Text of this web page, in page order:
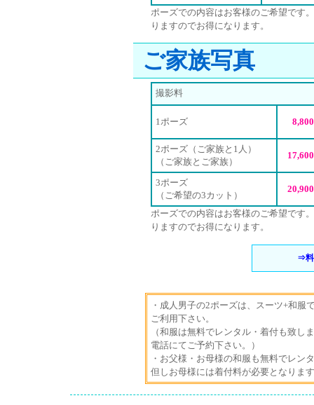
ポーズでの内容はお客様のご希望です
りますのでお得になります。
ご家族写真
撮影料
1ポーズ
2ポーズ（ご家族と1人）
（ご家族とご家族）
3ポーズ
（ご希望の3カット）
ポーズでの内容はお客様のご希望です
りますのでお得になります。
⇒料
・成人男子の2ポーズは、スーツ+和服
ご利用下さい。
（和服は無料でレンタル・着付も致し
電話にてご予約下さい。）
・お父様・お母様の和服も無料でレン
但しお母様には着付料が必要となりま